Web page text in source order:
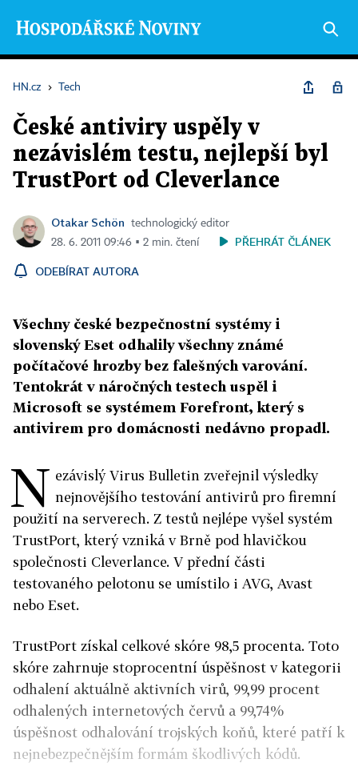
HN.cz › Tech
České antiviry uspěly v
nezávislém testu, nejlepší byl
TrustPort od Cleverlance
Otakar Schön
technologický editor
28. 6. 2011 09:46 ▪ 2 min. čtení
PŘEHRÁT ČLÁNEK
ODEBÍRAT AUTORA
Všechny české bezpečnostní systémy i
slovenský Eset odhalily všechny známé
počítačové hrozby bez falešných varování.
Tentokrát v náročných testech uspěl i
Microsoft se systémem Forefront, který s
antivirem pro domácnosti nedávno propadl.
N ezávislý Virus Bulletin zveřejnil výsledky
nejnovějšího testování antivirů pro firemní
použití na serverech. Z testů nejlépe vyšel systém
TrustPort, který vzniká v Brně pod hlavičkou
společnosti Cleverlance. V přední části
testovaného pelotonu se umístilo i AVG, Avast
nebo Eset.
TrustPort získal celkové skóre 98,5 procenta. Toto
skóre zahrnuje stoprocentní úspěšnost v kategorii
odhalení aktuálně aktivních virů, 99,99 procent
odhalených internetových červů a 99,74%
úspěšnost odhalování trojských koňů, které patří k
nejnebezpečnějším formám škodlivých kódů.